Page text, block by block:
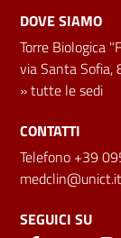
DOVE SIAMO
Torre Biologica
via Santa
»tutte le sedi
CONTATTI
Telefono +39
medclin@unict.it
SEGUICI SU